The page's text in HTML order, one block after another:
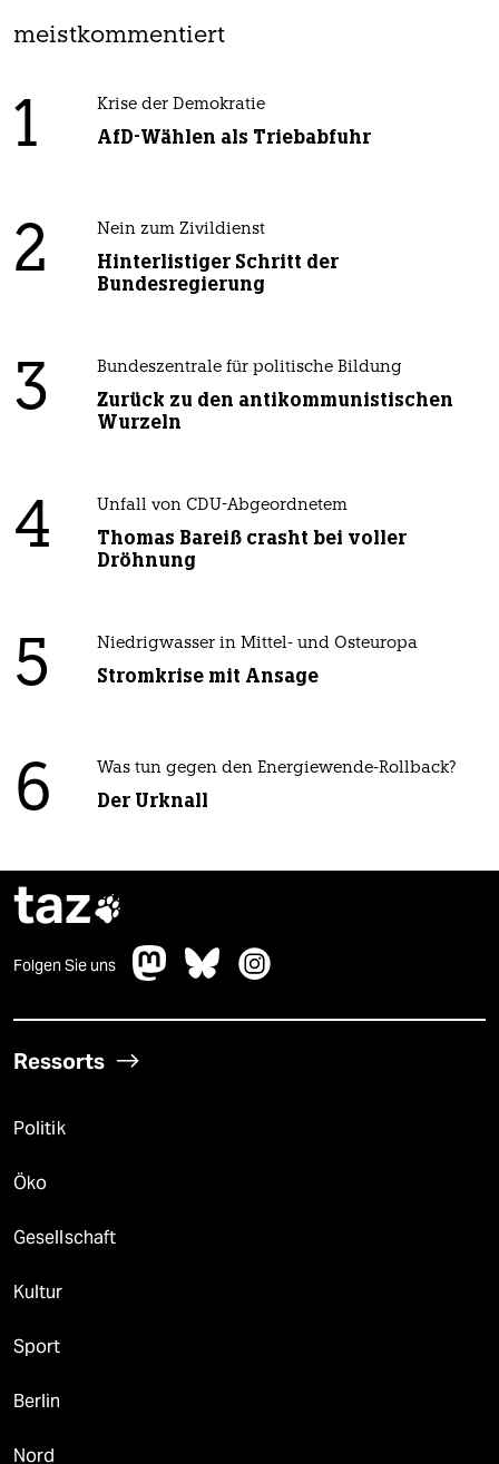
meistkommentiert
1 Krise der Demokratie
AfD-Wählen als Triebabfuhr
2 Nein zum Zivildienst
Hinterlistiger Schritt der
Bundesregierung
3 Bundeszentrale für politische Bildung
Zurück zu den antikommunistischen
Wurzeln
4 Unfall von CDU-Abgeordnetem
Thomas Bareiß crasht bei voller
Dröhnung
5 Niedrigwasser in Mittel- und Osteuropa
Stromkrise mit Ansage
6 Was tun gegen den Energiewende-Rollback?
Der Urknall
taz
Folgen Sie uns
Ressorts
Politik
Öko
Gesellschaft
Kultur
Sport
Berlin
Nord